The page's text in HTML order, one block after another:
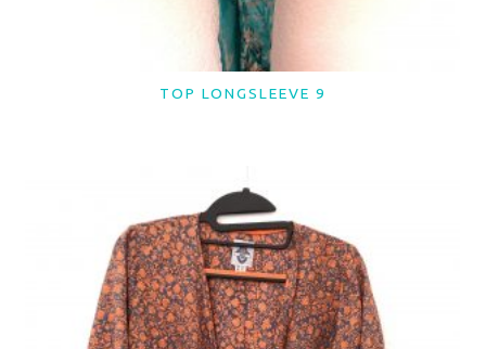
LER MAIS
TOP LONGSLEEVE 9